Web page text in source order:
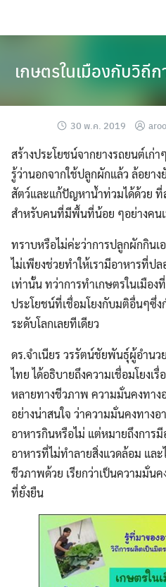
เกษตรในเมืองกับวิถี
30 พ.ค. 2019
สร้างประโยชน์จากยางรถยนต์เก่
รู้ว่านอกจากใช้ปลูกผักแล้ว ล้อยา
สัตว์และแก้ปัญหาน้ำท่วมได้ด้วย
สำหรับคนที่มีพื้นที่น้อย ๆอย่างคน
ทราบหรือไม่ค่ะว่าการปลูกผักกินเ
ไม่เพียงช่วยทำให้เรามีอาหารที่
เท่านั้น ทว่าการทำเกษตรในเมือ
ประโยชน์ที่เชื่อมโยงกับมติอื่นๆซึ่
ระดับโลกเลยทีเดียว
ดร.จำเนียร วรรัตน์ชัยพันธุ์ผู้อำนว
ไทย ได้อธิบายถึงความเชื่อมโยงเ
หลายทางชีวภาพ ความมั่นคงทาง
อย่างน่าสนใจ ว่าความมั่นคงทางอ
อาหารกินหรือไม่ แต่หมายถึงกา
อาหารที่ไม่ทำลายสิ่งแวดล้อม แล
ชีวภาพด้วย เรียกว่าเป็นความมั่น
ที่ยั่งยืน